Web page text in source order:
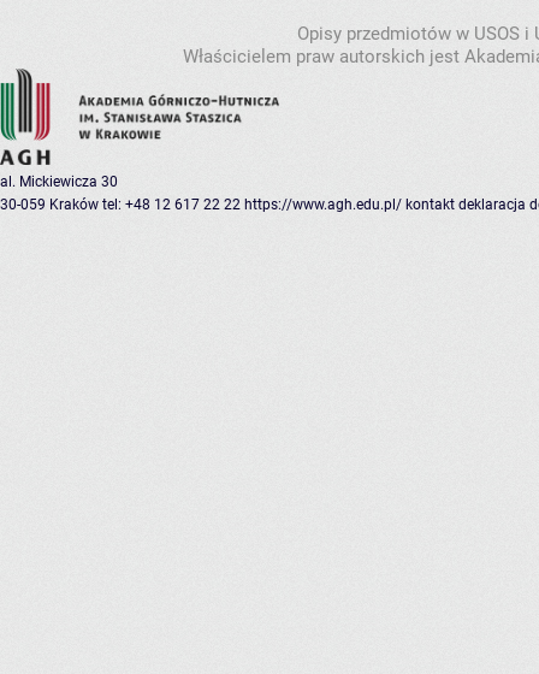
Opisy przedmiotów w USOS
Właścicielem praw autorskich jest
al. Mickiewicza 30
30-059 Kraków tel: +48 12 617 22 22 https://www.agh.edu.pl/ kontakt deklaracja